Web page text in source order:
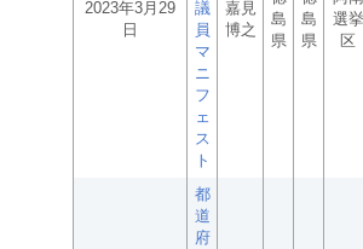
2023年3月29
日
議
員
マ
ニ
フ
ェ
ス
ト
嘉見
博之
島
県
島
県
選挙
区
都
道
府